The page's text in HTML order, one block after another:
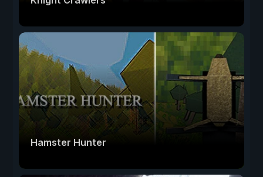
Hamster Hunter